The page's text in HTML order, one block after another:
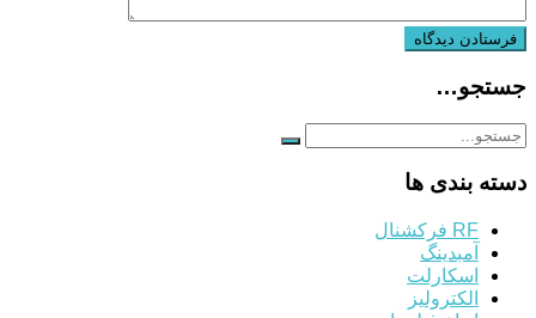
جستجو…
دسته بندی ها
RF فرکشنال
آمبدینگ
اسکارلت
الکترولیز